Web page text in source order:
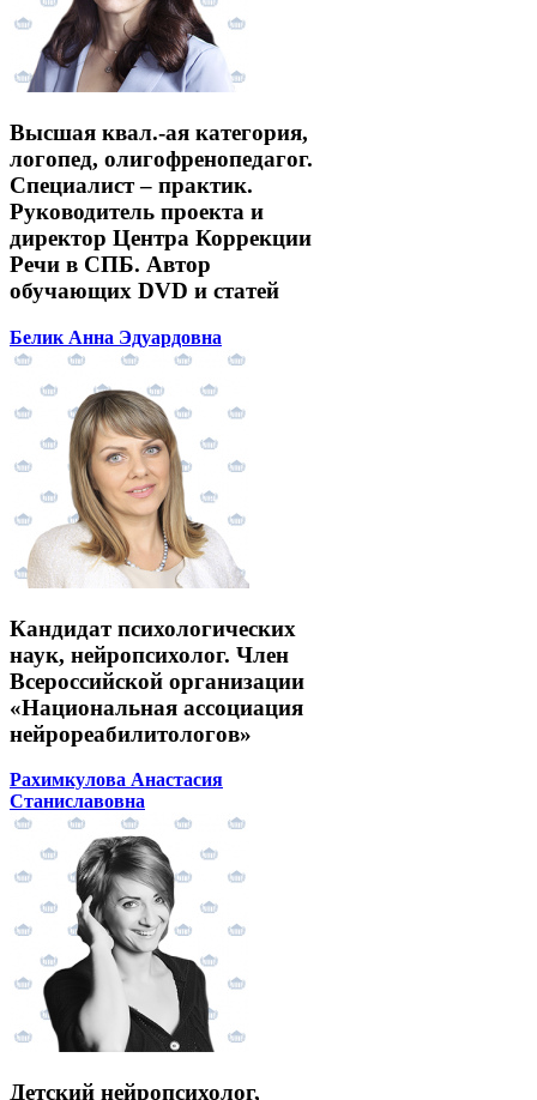
Высшая квал.-ая категория,
логопед, олигофренопедагог.
Специалист – практик.
Руководитель проекта и
директор Центра Коррекции
Речи в СПБ. Автор
обучающих DVD и статей
Белик Анна Эдуардовна
Кандидат психологических
наук, нейропсихолог. Член
Всероссийской организации
«Национальная ассоциация
нейрореабилитологов»
Рахимкулова Анастасия
Станиславовна
Детский нейропсихолог,